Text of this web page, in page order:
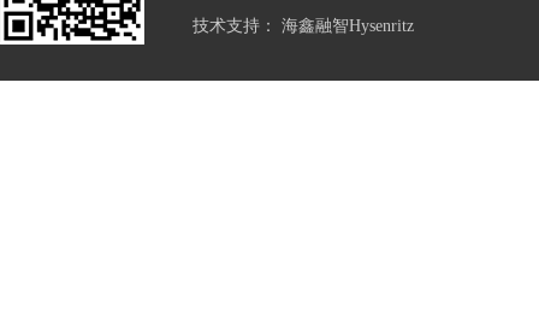
技术支持： 海鑫融智Hysenritz